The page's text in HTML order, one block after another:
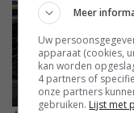
Meer
Uw
apparaat (cookies,
kan worden
4 partners of
onze partners
gebruiken. Lijst met